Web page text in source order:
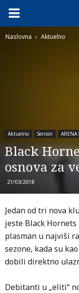
Naslovna Aktuelno
Aktuelno Seniori ARENA
Black
osnova za
21/03/2018
Jedan od tri nova
jeste Black
plasman u najviši
sezone, kada su
dobili direktno
Debitanti u „eliti“